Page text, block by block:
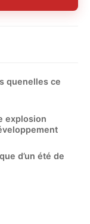
quenelles ce
explosion
d’un été de